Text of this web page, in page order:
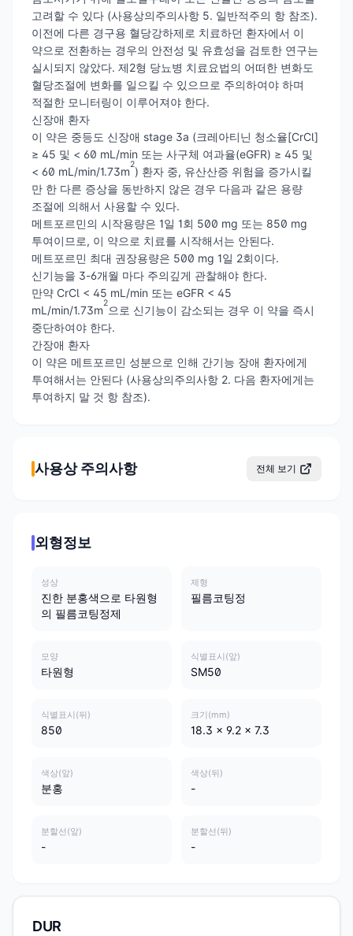
고려할 수 있다 (사용상의주의사항 5. 일반적주의 항 참조).
이전에 다른 경구용 혈당강하제로 치료하던 환자에서 이
약으로 전환하는 경우의 안전성 및 유효성을 검토한 연구는
실시되지 않았다. 제2형 당뇨병 치료요법의 어떠한 변화도
혈당조절에 변화를 일으킬 수 있으므로 주의하여야 하며
적절한 모니터링이 이루어져야 한다.
신장애 환자
이 약은 중등도 신장애 stage 3a (크레아티닌 청소율[CrCl]
≥ 45 및 < 60 mL/min 또는 사구체 여과율(eGFR) ≥ 45 및
< 60 mL/min/1.73m
2
) 환자 중, 유산산증 위험을 증가시킬
만 한 다른 증상을 동반하지 않은 경우 다음과 같은 용량
조절에 의해서 사용할 수 있다.
메트포르민의 시작용량은 1일 1회 500 mg 또는 850 mg
투여이므로, 이 약으로 치료를 시작해서는 안된다.
메트포르민 최대 권장용량은 500 mg 1일 2회이다.
신기능을 3-6개월 마다 주의깊게 관찰해야 한다.
만약 CrCl < 45 mL/min 또는 eGFR < 45
mL/min/1.73m
2
으로 신기능이 감소되는 경우 이 약을 즉시
중단하여야 한다.
간장애 환자
이 약은 메트포르민 성분으로 인해 간기능 장애 환자에게
투여해서는 안된다 (사용상의주의사항 2. 다음 환자에게는
투여하지 말 것 항 참조).
사용상 주의사항 전체 보기
외형정보
성상
진한 분홍색으로 타원형
의 필름코팅정제
제형
필름코팅정
모양
타원형
식별표시(앞)
SM50
식별표시(뒤)
850
크기(mm)
18.3 x 9.2 x 7.3
색상(앞)
분홍
색상(뒤)
-
분할선(앞)
-
분할선(뒤)
-
DUR